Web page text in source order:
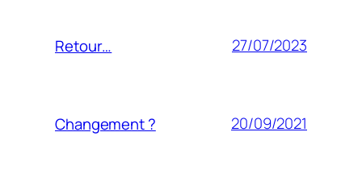
Retour… 27/07/2023
Changement ? 20/09/2021